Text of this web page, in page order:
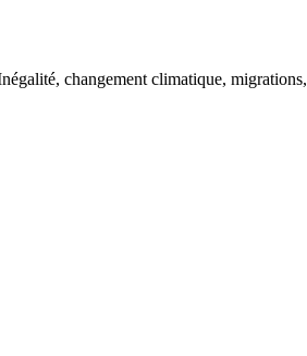
changement climatique, migrations,